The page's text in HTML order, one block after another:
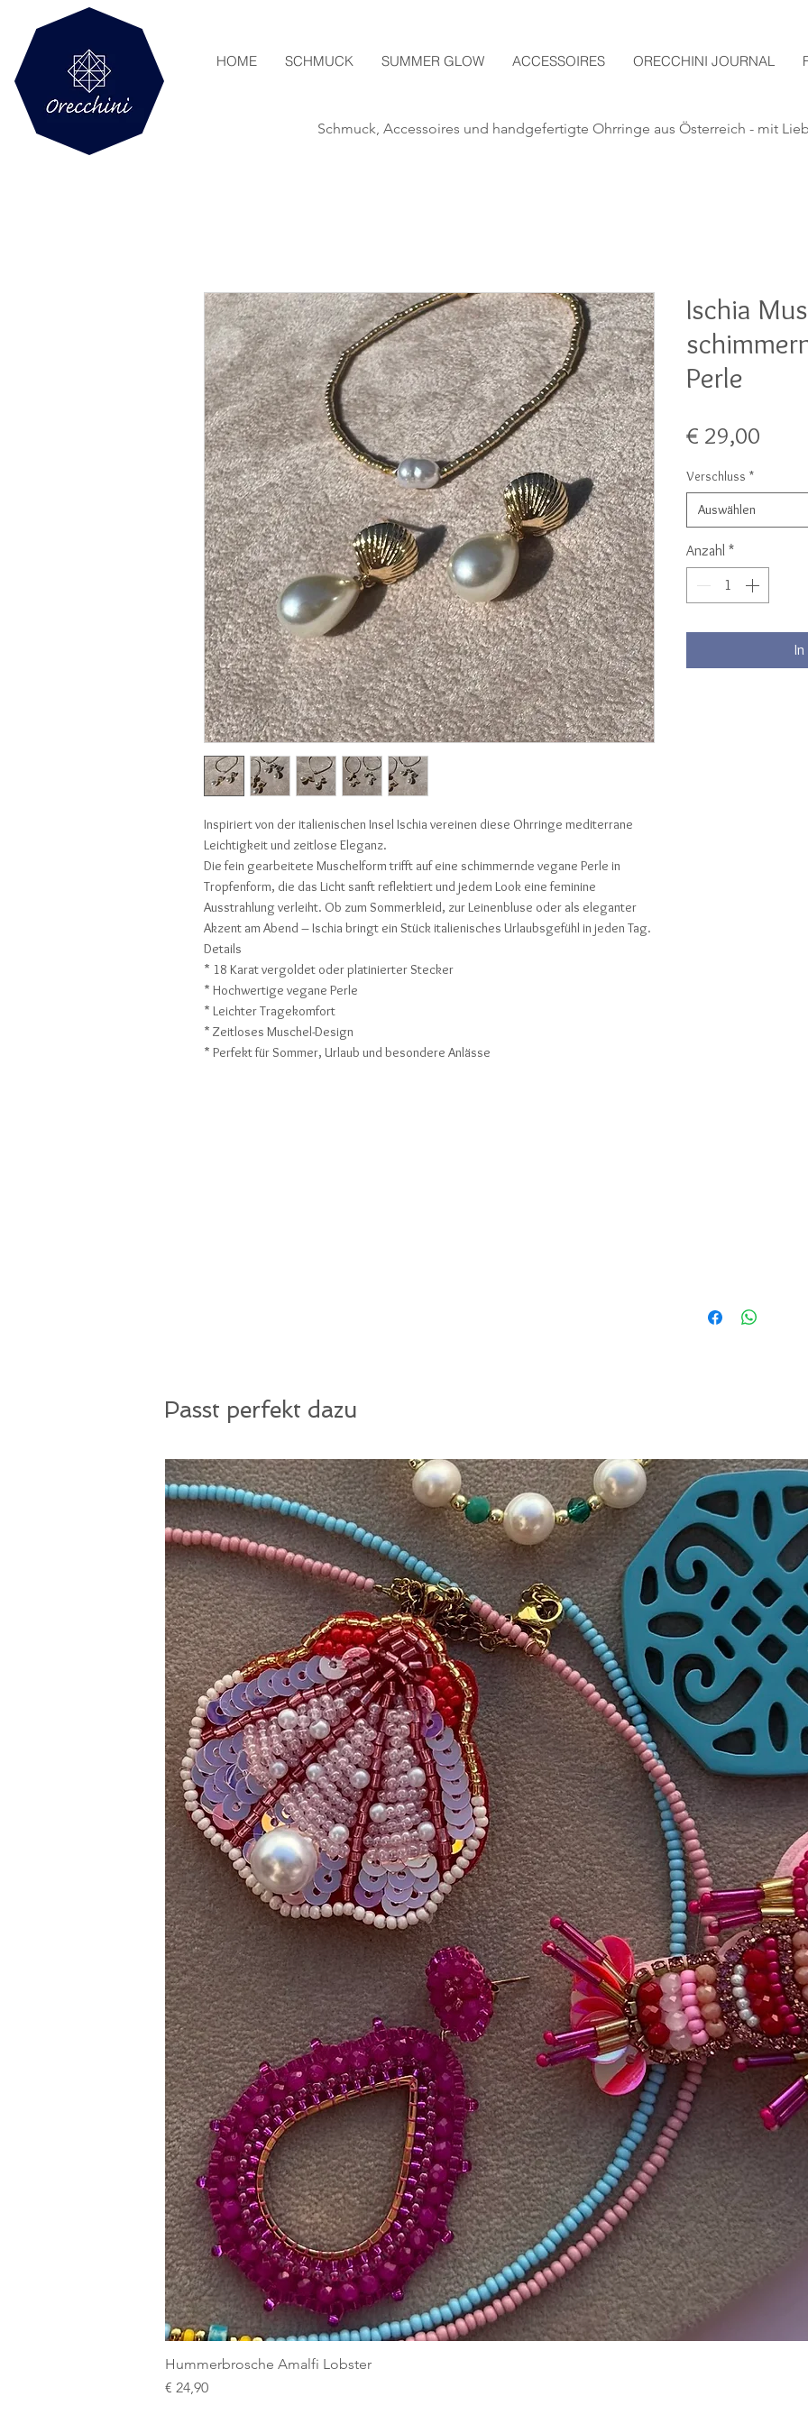
HOME SCHMUCK SUMMER GLOW ACCESSOIRES ORECCHINI JOURNAL
Schmuck, Accessoires und handgefertigte Ohrringe aus Österreich - mit
Inspiriert von der italienischen Insel Ischia vereinen diese Ohrringe mediterrane
Leichtigkeit und zeitlose Eleganz.
Die fein gearbeitete Muschelform trifft auf eine schimmernde vegane Perle in
Tropfenform, die das Licht sanft reflektiert und jedem Look eine feminine
Ausstrahlung verleiht. Ob zum Sommerkleid, zur Leinenbluse oder als eleganter
Akzent am Abend – Ischia bringt ein Stück italienisches Urlaubsgefühl in jeden Tag.
Details
* 18 Karat vergoldet oder platinierter Stecker
* Hochwertige vegane Perle
* Leichter Tragekomfort
* Zeitloses Muschel-Design
* Perfekt für Sommer, Urlaub und besondere Anlässe
Ischia
Perle
€ 29,00
Verschluss *
Auswählen
Anzahl *
Passt perfekt dazu
Hummerbrosche Amalfi Lobster
Preis
€ 24,90